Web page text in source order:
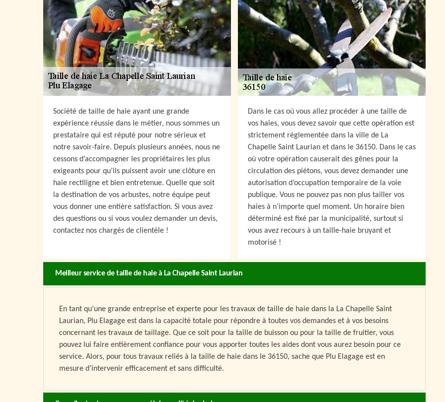
Société de taille de haie ayant une grande
expérience réussie dans le métier, nous sommes un
prestataire qui est réputé pour notre sérieux et
notre savoir-faire. Depuis plusieurs années, nous ne
cessons d’accompagner les propriétaires les plus
exigeants pour qu’ils puissent avoir une clôture en
haie rectiligne et bien entretenue. Quelle que soit
la destination de vos arbustes, notre équipe peut
vous donner une entière satisfaction. Si vous avez
des questions ou si vous voulez demander un devis,
contactez nos chargés de clientèle !
Dans le cas où vous allez procéder à une taille de
vos haies, vous devez savoir que cette opération est
strictement réglementée dans la ville de La
Chapelle Saint Laurian et dans le 36150. Dans le cas
où votre opération causerait des gênes pour la
circulation des piétons, vous devez demander une
autorisation d’occupation temporaire de la voie
publique. Vous ne pouvez pas non plus tailler vos
haies à n’importe quel moment. Un horaire bien
déterminé est fixé par la municipalité, surtout si
vous avez recours à un taille-haie bruyant et
motorisé !
Meilleur service de taille de haie à La Chapelle Saint Laurian
En tant qu’une grande entreprise et experte pour les travaux de taille de haie dans la La Chapelle Saint
Laurian, Plu Elagage est dans la capacité totale pour répondre à toutes vos demandes et à vos besoins
concernant les travaux de taillage. Que ce soit pour la taille de buisson ou pour la taille de fruitier, vous
pouvez lui faire entièrement confiance pour vous apporter toutes les aides dont vous aurez besoin pour ce
service. Alors, pour tous travaux reliés à la taille de haie dans le 36150, sache que Plu Elagage est en
mesure d’intervenir efficacement et sans difficulté.